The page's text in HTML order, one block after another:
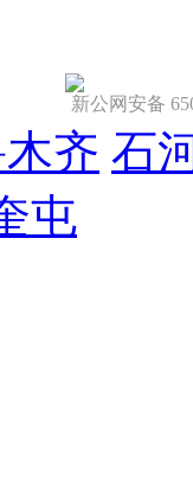
新公网安备
齐 石
屯